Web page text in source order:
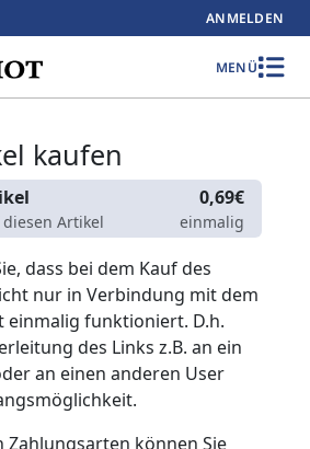
ANMELDEN
MENÜ
kaufen
Artikel
0,69€
einmalig
dass bei dem Kauf des
nur in Verbindung mit dem
einmalig funktioniert. D.h.
des Links z.B. an ein
an einen anderen User
Zahlungsarten können Sie